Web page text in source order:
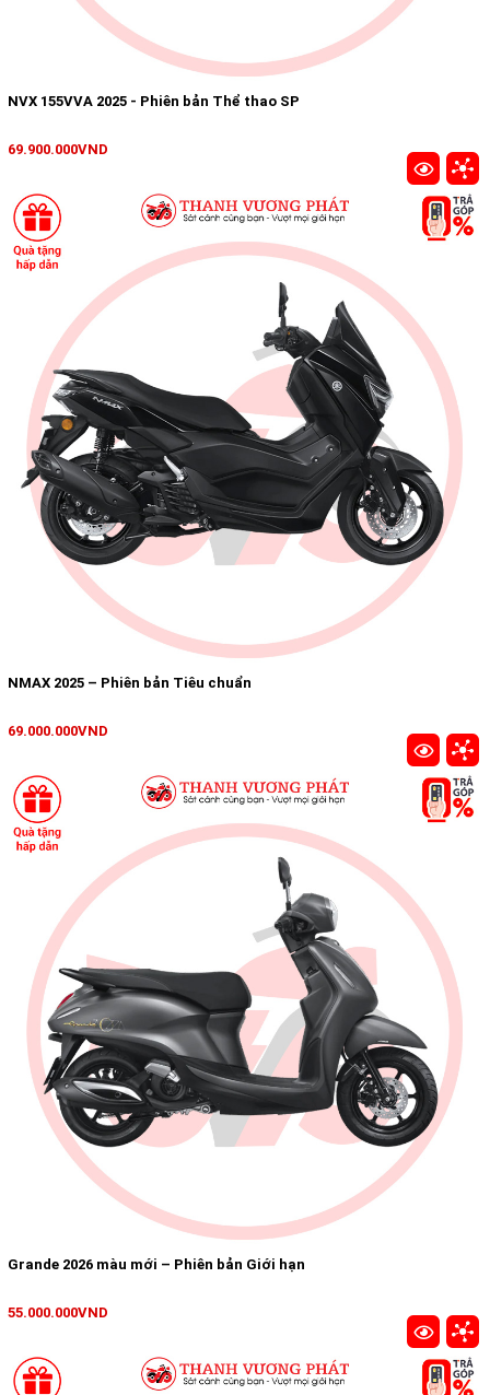
NVX 155VVA 2025 - Phiên bản Thể thao SP
69.900.000VND
NMAX 2025 – Phiên bản Tiêu chuẩn
69.000.000VND
Grande 2026 màu mới – Phiên bản Giới hạn
55.000.000VND